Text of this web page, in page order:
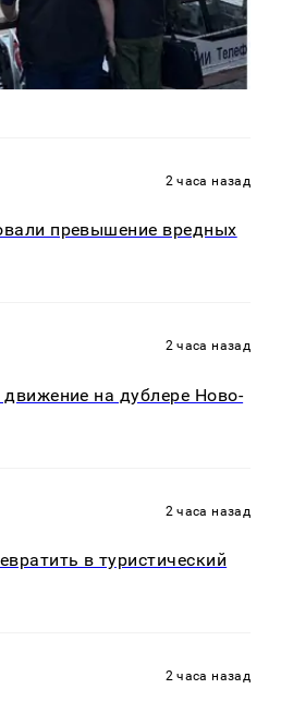
2 часа назад
превышение вредных
2 часа назад
на дублере Ново-
2 часа назад
в туристический
2 часа назад